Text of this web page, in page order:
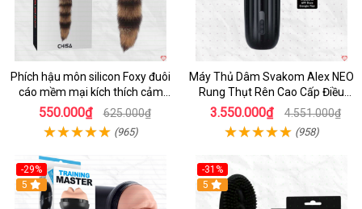
Phích hậu môn silicon Foxy đuôi
cáo mềm mại kích thích cảm
giác mới
550.000₫ 625.000₫
(965)
Máy Thủ Dâm Svakom Alex NEO
Rung Thụt Rên Cao Cấp Điều
Khiển App
3.550.000₫ 4.551.000₫
(958)
-29%
Hot
5
-31%
5